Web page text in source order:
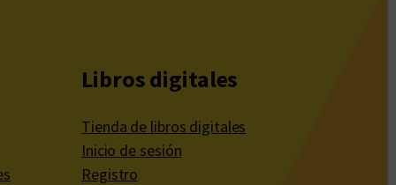
Libros digitales
Tienda de libros digitales
Inicio de sesión
Registro